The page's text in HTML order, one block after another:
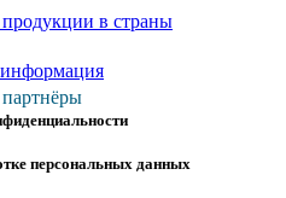
персональных данных